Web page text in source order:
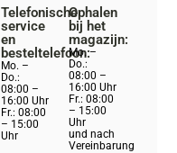
Telefonische
service
en
besteltelefoon:
Mo. –
Do.:
08:00 –
16:00 Uhr
Fr.: 08:00
– 15:00
Uhr
Ophalen
bij het
magazijn:
Mo. –
Do.:
08:00 –
16:00 Uhr
Fr.: 08:00
– 15:00
Uhr
und nach
Vereinbarung